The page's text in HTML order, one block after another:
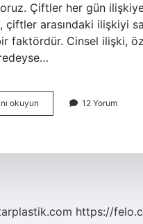
Çiftler her gün
çiftler arasındaki ilişkiyi
faktördür. Cinsel ilişki,
okuyun
Gün
Girilir
12 Yorum
https://